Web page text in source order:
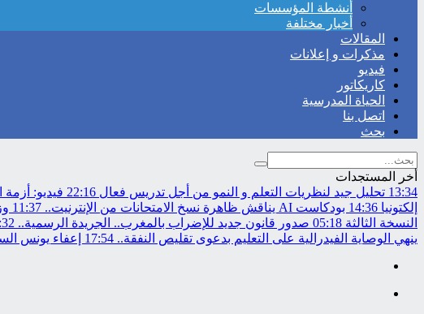
أنشطة المؤسسات
أخبار مختلفة
المقالات
مذكرات و إعلانات
فيديو
كاريكاتور
الحياة المدرسية
اتصل بنا
بحث
أخر المستجدات
13:34 تحليل جيد لنظريات التعلم و النمو من أجل تدريس فعال 22:16 فيديو: أزمة
إلكتونيا 14:36 بودكاست AI يناقش ظاهرة نسخ الامتحانات من الإنترنيت.. 11:37
النسخة الثالثة 05:18 صدور قانون جديد للإضراب بالمغرب.. الجريدة الرسمية..
ينهي الوصاية الفيدرالية على التعليم بدعوى تقليص النفقة.. 17:54 إعفاء يونس